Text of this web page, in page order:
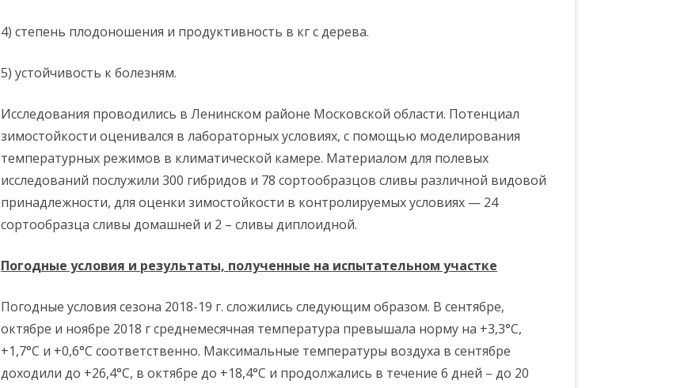
ы
р
в
В
Т
С
:
т
с
о
н
а
2
0
1
9
г
4) степень плодоношения и продуктивность в кг с дерева.
5) устойчивость к болезням.
Исследования проводились в Ленинском районе Московской области. Потенциал
зимостойкости оценивался в лабораторных условиях, с помощью моделирования
температурных режимов в климатической камере. Материалом для полевых
исследований послужили 300 гибридов и 78 сортообразцов сливы различной видовой
принадлежности, для оценки зимостойкости в контролируемых условиях — 24
сортообразца сливы домашней и 2 – сливы диплоидной.
Погодные условия и результаты, полученные на испытательном участке
Погодные условия сезона 2018-19 г. сложились следующим образом. В сентябре,
октябре и ноябре 2018 г среднемесячная температура превышала норму на +3,3°С,
+1,7°С и +0,6°С соответственно. Максимальные температуры воздуха в сентябре
доходили до +26,4°С, в октябре до +18,4°С и продолжались в течение 6 дней – до 20